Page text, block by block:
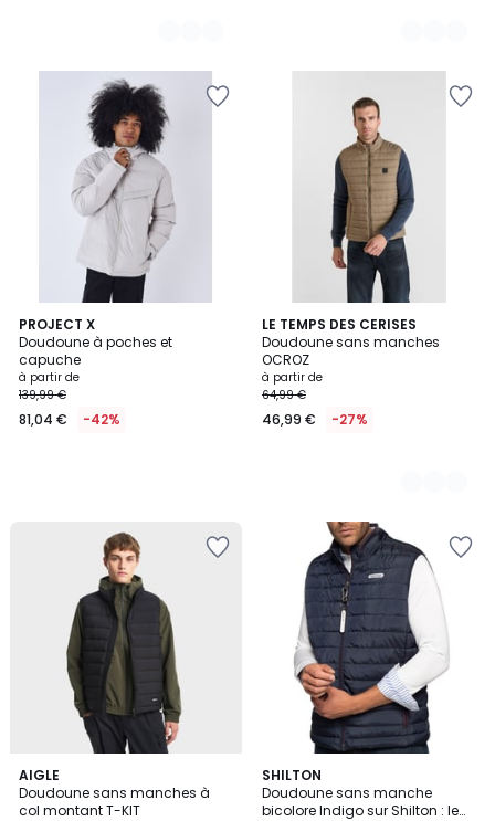
PROJECT X
Doudoune à poches et
capuche
à partir de
139,99 €
81,04 € -42%
LE TEMPS DES CERISES
Doudoune sans manches
OCROZ
à partir de
64,99 €
46,99 € -27%
4
Couleurs
AIGLE
Doudoune sans manches à
col montant T-KIT
SHILTON
Doudoune sans manche
bicolore Indigo sur Shilton : le
4
/
5
2
Couleurs